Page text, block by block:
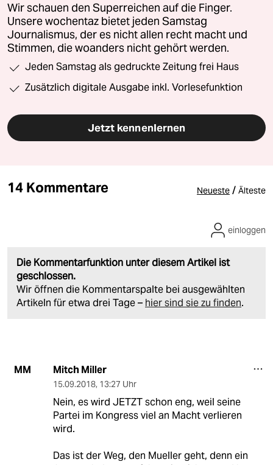
Wir schauen den Superreichen auf die Finger.
Unsere wochentaz bietet jeden Samstag
Journalismus, der es nicht allen recht macht und
Stimmen, die woanders nicht gehört werden.
Jeden Samstag als gedruckte Zeitung frei Haus
Zusätzlich digitale Ausgabe inkl. Vorlesefunktion
Jetzt kennenlernen
14 Kommentare Neueste / Älteste
Die Kommentarfunktion unter diesem Artikel ist
geschlossen.
Wir öffnen die Kommentarspalte bei ausgewählten
Artikeln für etwa drei Tage – hier sind sie zu finden.
einloggen
MM Mitch Miller
15.09.2018, 13:27 Uhr
Nein, es wird JETZT schon eng, weil seine
Partei im Kongress viel an Macht verlieren
wird.
Das ist der Weg, den Mueller geht, denn ein